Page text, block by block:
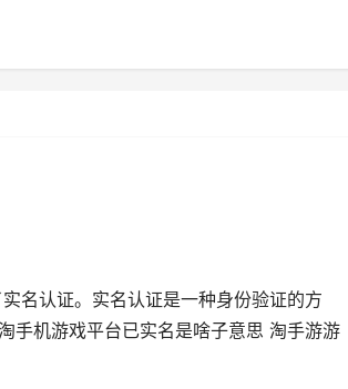
名认证。实名认证是一种身份验证的方
手机游戏平台已实名是啥子意思 淘手游游